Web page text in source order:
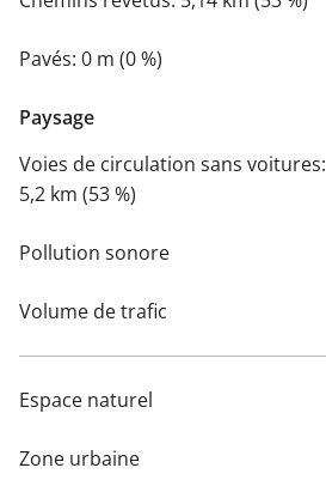
Pavés: 0 m (0 %)
Paysage
Voies de circulation sans voitures:
5,2 km (53 %)
Pollution sonore
Volume de trafic
Espace naturel
Zone urbaine